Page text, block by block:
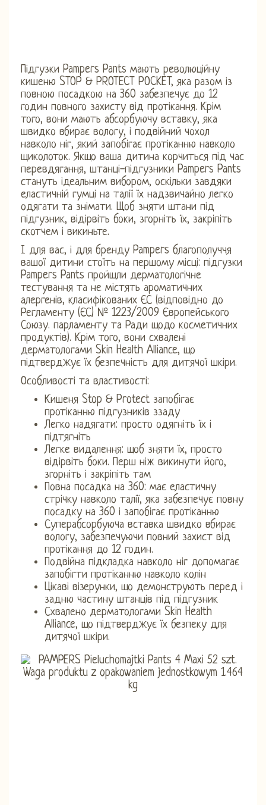
Підгузки Pampers Pants мають революційну
кишеню STOP & PROTECT POCKET, яка разом із
повною посадкою на 360 забезпечує до 12
годин повного захисту від протікання. Крім
того, вони мають абсорбуючу вставку, яка
швидко вбирає вологу, і подвійний чохол
навколо ніг, який запобігає протіканню навколо
щиколоток. Якщо ваша дитина корчиться під час
перевдягання, штанці-підгузники Pampers Pants
стануть ідеальним вибором, оскільки завдяки
еластичній гумці на талії їх надзвичайно легко
одягати та знімати. Щоб зняти штани під
підгузник, відірвіть боки, згорніть їх, закріпіть
скотчем і викиньте.
І для вас, і для бренду Pampers благополуччя
вашої дитини стоїть на першому місці: підгузки
Pampers Pants пройшли дерматологічне
тестування та не містять ароматичних
алергенів, класифікованих ЄС (відповідно до
Регламенту (ЄС) № 1223/2009 Європейського
Союзу. парламенту та Ради щодо косметичних
продуктів). Крім того, вони схвалені
дерматологами Skin Health Alliance, що
підтверджує їх безпечність для дитячої шкіри.
Особливості та властивості:
Кишеня Stop & Protect запобігає
протіканню підгузників ззаду
Легко надягати: просто одягніть їх і
підтягніть
Легке видалення: щоб зняти їх, просто
відірвіть боки. Перш ніж викинути його,
згорніть і закріпіть там
Повна посадка на 360: має еластичну
стрічку навколо талії, яка забезпечує повну
посадку на 360 і запобігає протіканню
Суперабсорбуюча вставка швидко вбирає
вологу, забезпечуючи повний захист від
протікання до 12 годин.
Подвійна підкладка навколо ніг допомагає
запобігти протіканню навколо колін
Цікаві візерунки, що демонструють перед і
задню частину штанців під підгузник
Схвалено дерматологами Skin Health
Alliance, що підтверджує їх безпеку для
дитячої шкіри.